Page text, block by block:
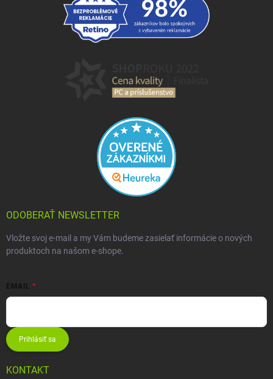
ODOBERAŤ NEWSLETTER
Vložte svoj e-mail a my Vám budeme zasielať informácie o nových
produktoch na našom e-shope.
EMAIL
Prihlásiť sa
KONTAKT